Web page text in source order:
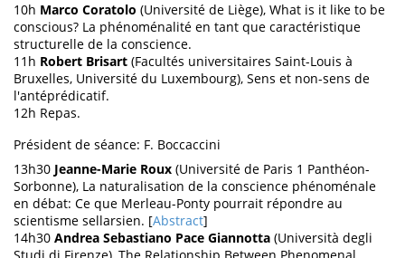
10h Marco Coratolo (Université de Liège), What is it like to be
conscious? La phénoménalité en tant que caractéristique
structurelle de la conscience.
11h Robert Brisart (Facultés universitaires Saint-Louis à
Bruxelles, Université du Luxembourg), Sens et non-sens de
l'antéprédicatif.
12h Repas.
Président de séance: F. Boccaccini
13h30 Jeanne-Marie Roux (Université de Paris 1 Panthéon-
Sorbonne), La naturalisation de la conscience phénoménale
en débat: Ce que Merleau-Ponty pourrait répondre au
scientisme sellarsien. [Abstract]
14h30 Andrea Sebastiano Pace Giannotta (Università degli